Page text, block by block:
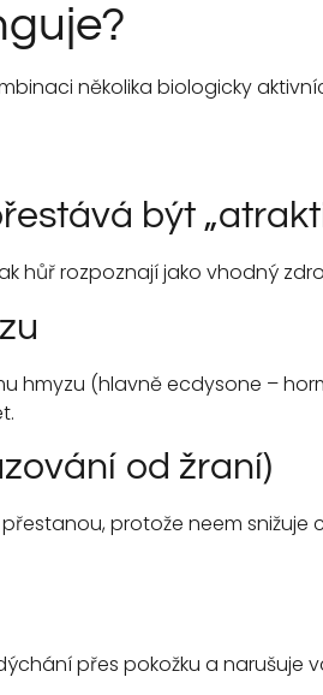
několika biologicky
být
hůř rozpoznají jako vhodný
hmyzu (hlavně ecdysone –
od žraní)
přestanou, protože neem
přes pokožku a narušuje